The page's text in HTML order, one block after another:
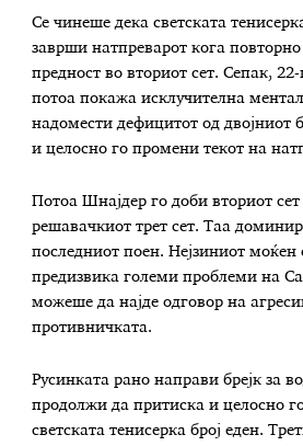
Се чинеше дека светската
заврши натпреварот кога
предност во вториот сет. Сепак,
потоа покажа исклучителна
надомести дефицитот од двојниот
и целосно го промени текот на
Потоа Шнајдер го доби вториот
решавачкиот трет сет. Таа
последниот поен. Нејзиниот моќен
предизвика големи проблеми на
можеше да најде одговор на
противничката.
Русинката рано направи брејк за
продолжи да притиска и целосно
светската тенисерка број еден.